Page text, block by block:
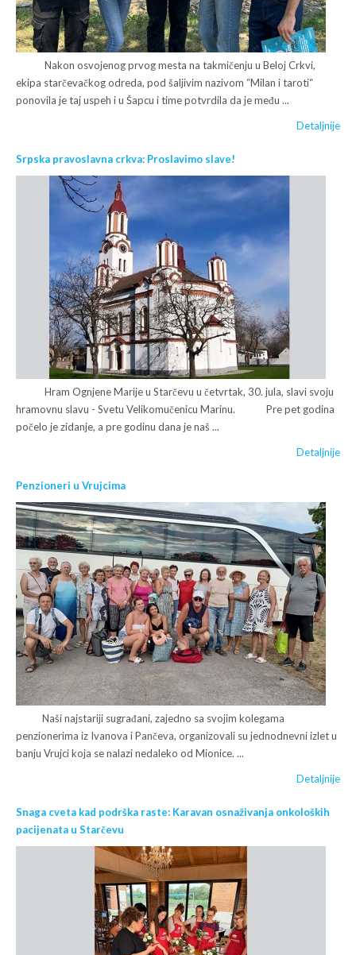
Nakon osvojenog prvog mesta na takmičenju u Beloj Crkvi,
ekipa starčevačkog odreda, pod šaljivim nazivom “Milan i taroti“
ponovila je taj uspeh i u Šapcu i time potvrdila da je među ...
Detaljnije
Srpska pravoslavna crkva: Proslavimo slave!
Hram Ognjene Marije u Starčevu u četvrtak, 30. jula, slavi svoju
hramovnu slavu - Svetu Velikomučenicu Marinu. Pre pet godina
počelo je zidanje, a pre godinu dana je naš ...
Detaljnije
Penzioneri u Vrujcima
Naši najstariji sugrađani, zajedno sa svojim kolegama
penzionerima iz Ivanova i Pančeva, organizovali su jednodnevni izlet u
banju Vrujci koja se nalazi nedaleko od Mionice. ...
Detaljnije
Snaga cveta kad podrška raste: Karavan osnaživanja onkoloških
pacijenata u Starčevu